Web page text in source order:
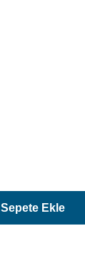
Sepete Ekle